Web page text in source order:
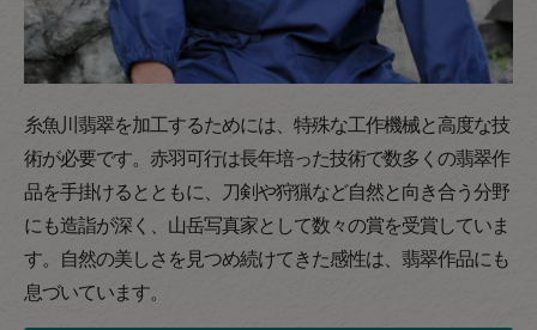
糸魚川翡翠を加工するためには、特殊な工作機械と高度な技
術が必要です。赤羽可行は長年培った技術で数多くの翡翠作
品を手掛けるとともに、刀剣や狩猟など自然と向き合う分野
にも造詣が深く、山岳写真家として数々の賞を受賞していま
す。自然の美しさを見つめ続けてきた感性は、翡翠作品にも
息づいています。